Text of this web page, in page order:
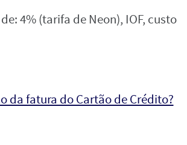
4% (tarifa de Neon), IOF, custo
da fatura do Cartão de Crédito?